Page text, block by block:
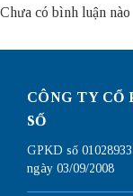
Chưa có bình luận nào
CÔNG TY CỔ
SỐ
GPKD số
ngày 03/09/2008